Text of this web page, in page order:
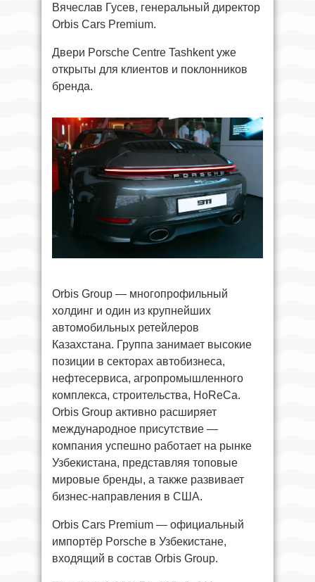
Вячеслав Гусев, генеральный директор
Orbis Cars Premium.
Двери Porsche Centre Tashkent уже
открыты для клиентов и поклонников
бренда.
Orbis Group — многопрофильный
холдинг и один из крупнейших
автомобильных ретейлеров
Казахстана. Группа занимает высокие
позиции в секторах автобизнеса,
нефтесервиса, агропромышленного
комплекса, строительства, HoReCa.
Orbis Group активно расширяет
международное присутствие —
компания успешно работает на рынке
Узбекистана, представляя топовые
мировые бренды, а также развивает
бизнес-направления в США.
Orbis Cars Premium — официальный
импортёр Porsche в Узбекистане,
входящий в состав Orbis Group.